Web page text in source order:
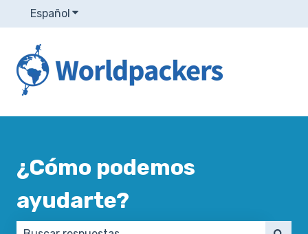
Español Traducciones de Mostrar submenú de
¿Cómo podemos
ayudarte?